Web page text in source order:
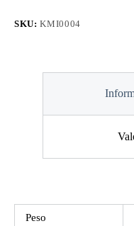
SKU:KMI0004
Peso